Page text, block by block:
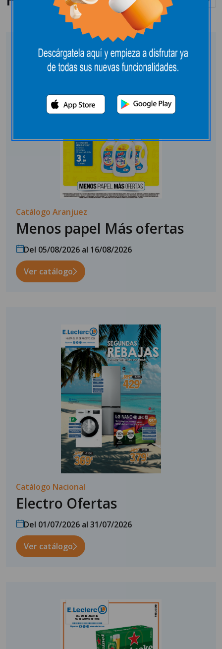
Catálogo Aranjuez
Menos papel Más ofertas
Del 05/08/2026 al 16/08/2026
Ver catálogo
Catálogo Nacional
Electro Ofertas
Del 01/07/2026 al 31/07/2026
Ver catálogo